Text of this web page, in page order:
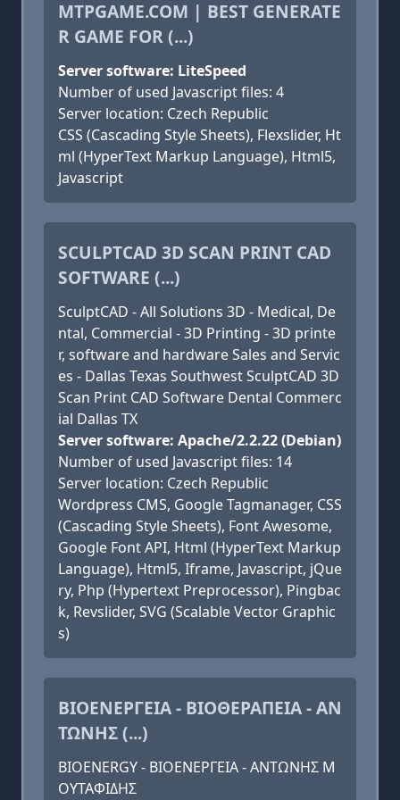
MTPGAME.COM | BEST GENERATE
R GAME FOR (...)
Server software: LiteSpeed
Number of used Javascript files: 4
Server location: Czech Republic
CSS (Cascading Style Sheets), Flexslider, Ht
ml (HyperText Markup Language), Html5,
Javascript
SCULPTCAD 3D SCAN PRINT CAD
SOFTWARE (...)
SculptCAD - All Solutions 3D - Medical, De
ntal, Commercial - 3D Printing - 3D printe
r, software and hardware Sales and Servic
es - Dallas Texas Southwest SculptCAD 3D
Scan Print CAD Software Dental Commerc
ial Dallas TX
Server software: Apache/2.2.22 (Debian)
Number of used Javascript files: 14
Server location: Czech Republic
Wordpress CMS, Google Tagmanager, CSS
(Cascading Style Sheets), Font Awesome,
Google Font API, Html (HyperText Markup
Language), Html5, Iframe, Javascript, jQue
ry, Php (Hypertext Preprocessor), Pingbac
k, Revslider, SVG (Scalable Vector Graphic
s)
ΒΙΟΕΝΕΡΓΕΙΑ - ΒΙΟΘΕΡΑΠΕΙΑ - ΑΝ
ΤΩΝΗΣ (...)
BIOENERGY - ΒΙΟΕΝΕΡΓΕΙΑ - ΑΝΤΩΝΗΣ Μ
ΟΥΤΑΦΙΔΗΣ